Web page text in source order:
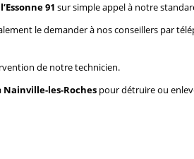
91 sur simple appel à notre
le demander à nos conseillers par
de notre technicien.
Nainville-les-Roches pour détruire ou